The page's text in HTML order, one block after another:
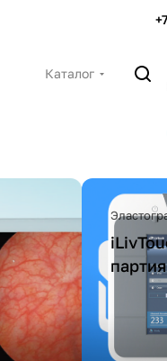
Каталог
партия